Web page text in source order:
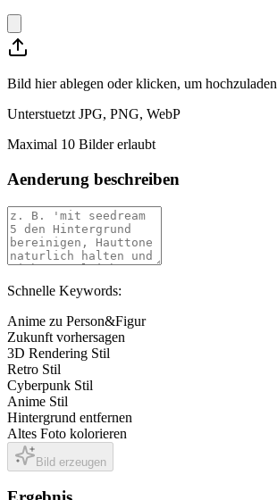
Bild hier ablegen oder klicken, um hochzuladen
Unterstuetzt JPG, PNG, WebP
Maximal 10 Bilder erlaubt
Aenderung beschreiben
Schnelle Keywords:
Anime zu Person&Figur
Zukunft vorhersagen
3D Rendering Stil
Retro Stil
Cyberpunk Stil
Anime Stil
Hintergrund entfernen
Altes Foto kolorieren
Bild erzeugen